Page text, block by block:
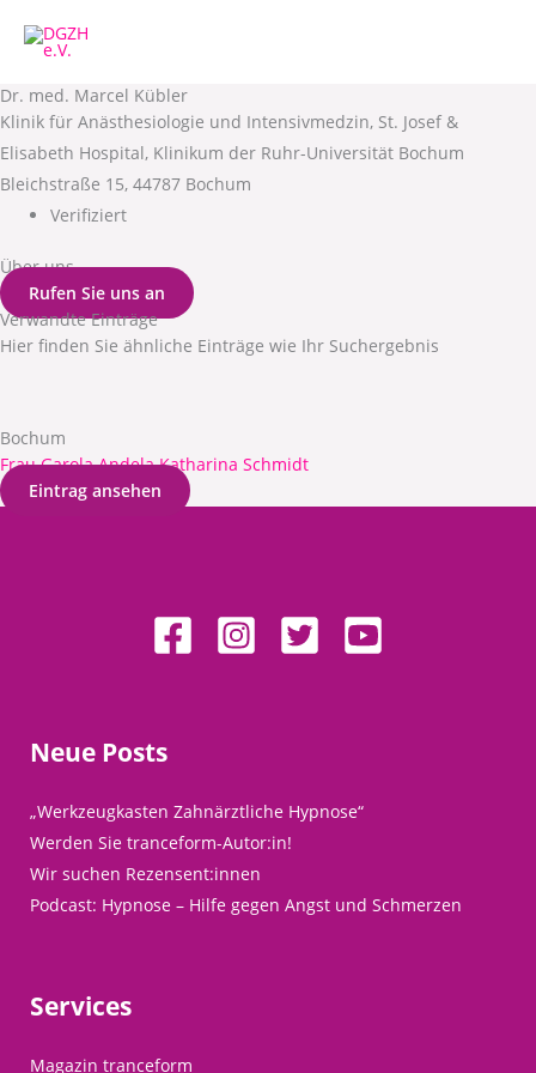
Inhalt
Dr. med. Marcel Kübler
Klinik für Anästhesiologie und Intensivmedzin, St. Josef &
Elisabeth Hospital, Klinikum der Ruhr-Universität Bochum
Bleichstraße 15, 44787 Bochum
Verifiziert
Über uns
Rufen Sie uns an
Verwandte Einträge
Hier finden Sie ähnliche Einträge wie Ihr Suchergebnis
Bochum
Frau Garola Andela Katharina Schmidt
Eintrag ansehen
Neue Posts
„Werkzeugkasten Zahnärztliche Hypnose“
Werden Sie tranceform-Autor:in!
Wir suchen Rezensent:innen
Podcast: Hypnose – Hilfe gegen Angst und Schmerzen
Services
Magazin tranceform